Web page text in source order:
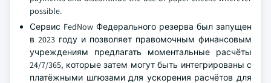
possible.
Сервис FedNow Федерального резерва был запущен
в 2023 году и позволяет правомочным финансовым
учреждениям предлагать моментальные расчёты
24/7/365, которые затем могут быть интегрированы с
платёжными шлюзами для ускорения расчётов для